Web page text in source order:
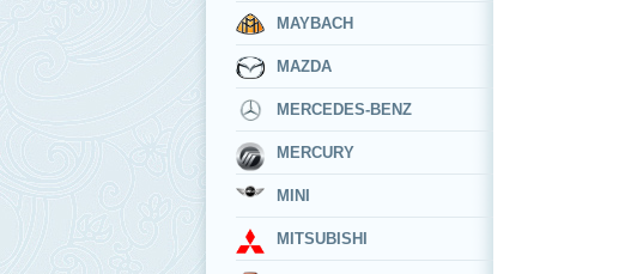
MAYBACH
MAZDA
MERCEDES-BENZ
MERCURY
MINI
MITSUBISHI